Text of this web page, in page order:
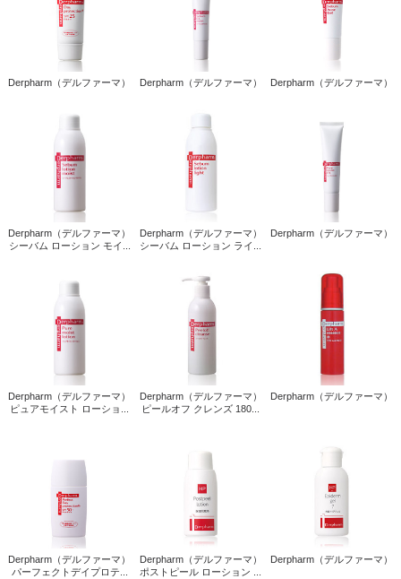
Derpharm（デルファーマ） Derpharm（デルファーマ） Derpharm（デルファーマ）
Derpharm（デルファーマ）
シーバム ローション モイ...
Derpharm（デルファーマ）
シーバム ローション ライ...
Derpharm（デルファーマ）
Derpharm（デルファーマ）
ピュアモイスト ローショ...
Derpharm（デルファーマ）
ピールオフ クレンズ 180...
Derpharm（デルファーマ）
Derpharm（デルファーマ）
パーフェクトデイプロテ...
Derpharm（デルファーマ）
ポストピール ローション ...
Derpharm（デルファーマ）